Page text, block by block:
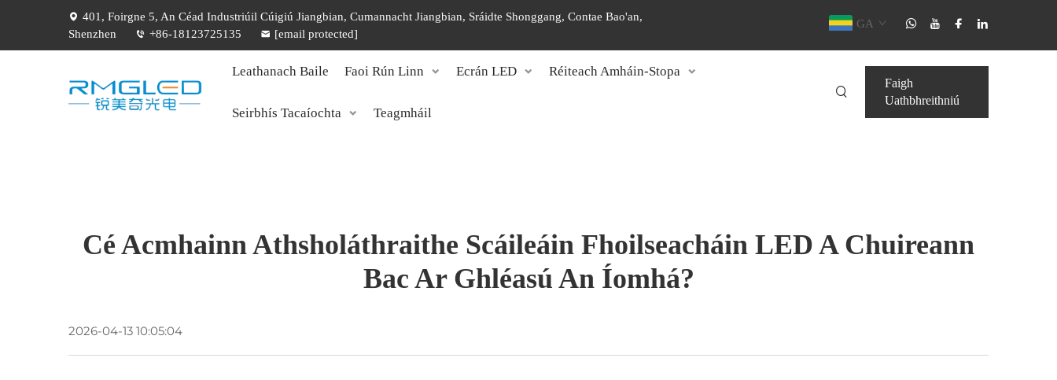
401, Foirgne 5, An Céad Industriúil Cúigiú Jiangbian, Cumannacht Jiangbian, Sráidte Shonggang, Contae Bao'an,
Shenzhen
+86-18123725135 [email protected]
GA
Leathanach Baile Faoi Rún Linn Ecrán LED Réiteach Amháin-Stopa
Seirbhís Tacaíochta Teagmháil
Faigh
Uathbhreithniú
Cé Acmhainn Athsholáthraithe Scáileáin Fhoilseacháin LED A Chuireann
Bac Ar Ghléasú An Íomhá?
2026-04-13 10:05:04